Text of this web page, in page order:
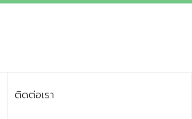
ติดต่อเรา